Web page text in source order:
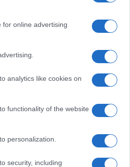
for online advertising
analytics like cookies on
functionality of the website
personalization.
security, including
la noche.
pegue.